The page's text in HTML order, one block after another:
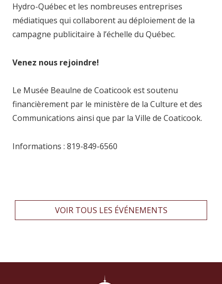
Hydro-Québec et les nombreuses entreprises
médiatiques qui collaborent au déploiement de la
campagne publicitaire à l’échelle du Québec.
Venez nous rejoindre!
Le Musée Beaulne de Coaticook est soutenu
financièrement par le ministère de la Culture et des
Communications ainsi que par la Ville de Coaticook.
Informations : 819-849-6560
VOIR TOUS LES ÉVÉNEMENTS